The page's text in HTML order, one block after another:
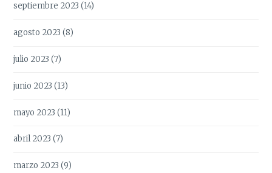
septiembre 2023 (14)
agosto 2023 (8)
julio 2023 (7)
junio 2023 (13)
mayo 2023 (11)
abril 2023 (7)
marzo 2023 (9)